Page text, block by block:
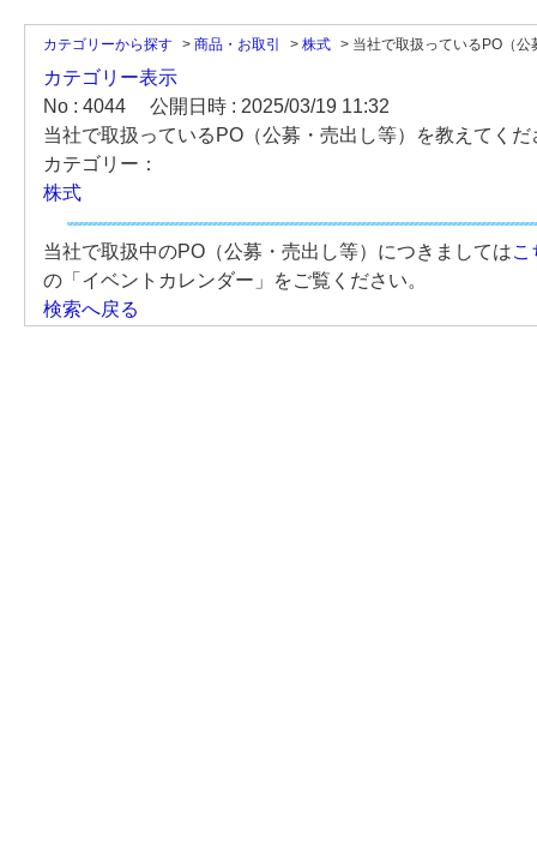
カテゴリーから探す > 商品・お取引 > 株式 > 当社で取扱っているPO（公
カテゴリー表示
No : 4044
公開日時 : 2025/03/19 11:32
当社で取扱っているPO（公募・売出し等）を教えてくだ
カテゴリー：
株式
当社で取扱中のPO（公募・売出し等）につきましてはこ
の「イベントカレンダー」をご覧ください。
検索へ戻る